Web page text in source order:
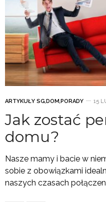
ARTYKUŁY SG,DOM,PORADY 15
Jak zostać
domu?
Nasze mamy i bacie w
sobie z obowiązkami
naszych czasach